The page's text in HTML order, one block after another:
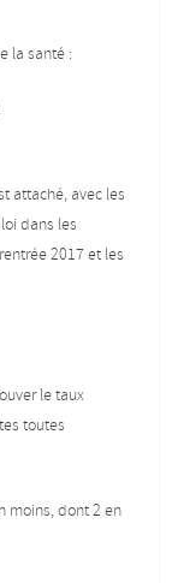
la santé :
attaché, avec les
dans les
2017 et les
le taux
toutes
moins, dont 2 en